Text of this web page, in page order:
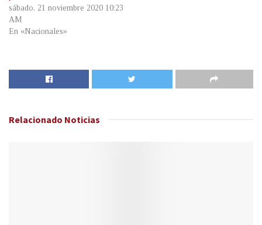
sábado, 21 noviembre 2020 10:23
AM
En «Nacionales»
Relacionado Noticias